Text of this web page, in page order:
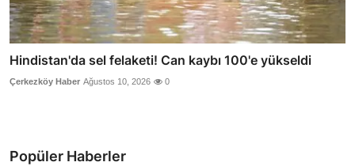
Hindistan'da sel felaketi! Can kaybı 100'e yükseldi
Çerkezköy Haber Ağustos 10, 2026 0
Popüler Haberler